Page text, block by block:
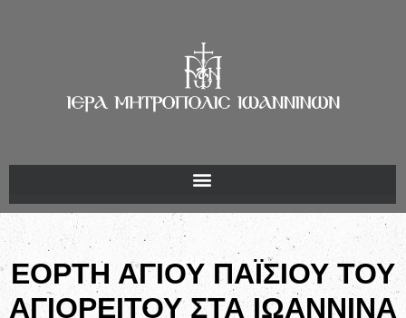
ΕΟΡΤΗ ΑΓΙΟΥ ΠΑΪΣΙΟΥ ΤΟΥ
ΑΓΙΟΡΕΙΤΟΥ ΣΤΑ ΙΩΑΝΝΙΝΑ